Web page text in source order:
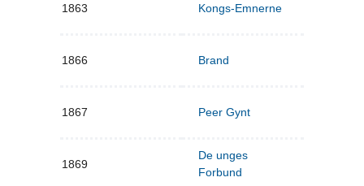
1863 Kongs-Emnerne
1866 Brand
1867 Peer Gynt
1869
De unges
Forbund